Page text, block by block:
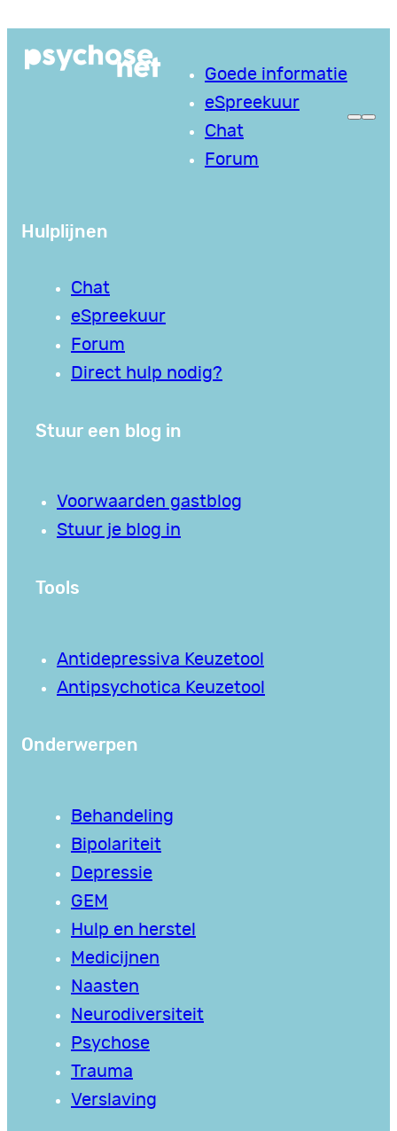
naar
Goede informatie
eSpreekuur
Chat
Forum
Hulplijnen
Chat
eSpreekuur
Forum
Direct hulp nodig?
Stuur een blog in
Voorwaarden gastblog
Stuur je blog in
Tools
Antidepressiva Keuzetool
Antipsychotica Keuzetool
Onderwerpen
Behandeling
Bipolariteit
Depressie
GEM
Hulp en herstel
Medicijnen
Naasten
Neurodiversiteit
Psychose
Trauma
Verslaving